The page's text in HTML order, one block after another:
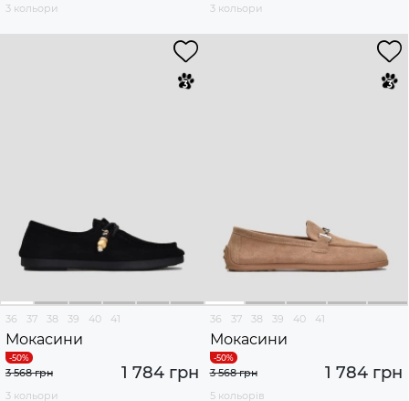
3 кольори
3 кольори
36 37 38 39 40 41
Мокасини
1 784 грн
3 568 грн
3 кольори
36 37 38 39 40 41
Мокасини
1 784 грн
3 568 грн
5 кольорів